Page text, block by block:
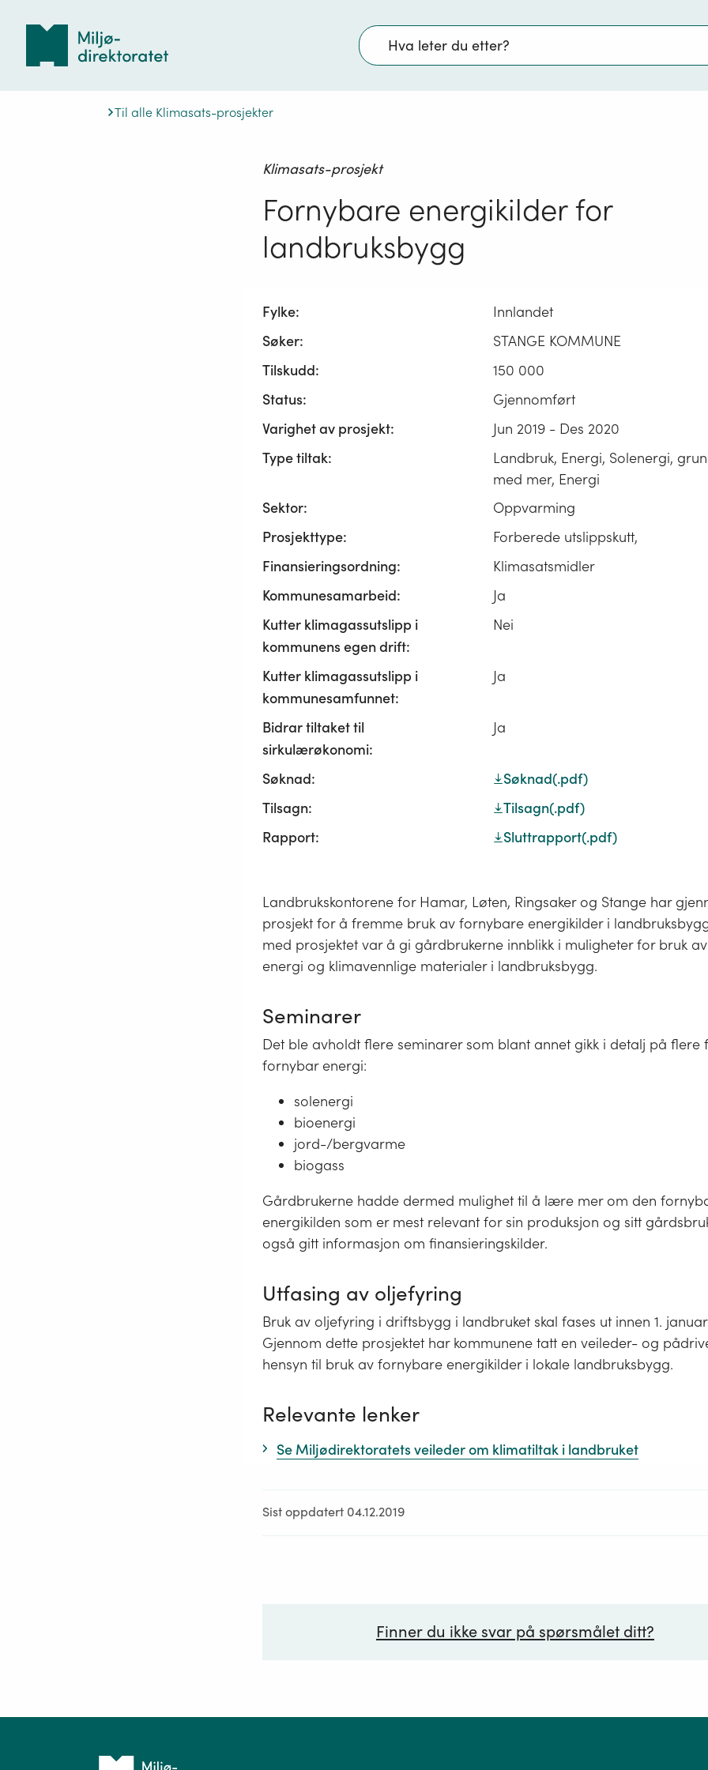
Søk
Til alle Klimasats-prosjekter
Klimasats-prosjekt
Fornybare energikilder for
landbruksbygg
Fylke:
Innlandet
Søker:
STANGE KOMMUNE
Tilskudd:
150 000
Status:
Gjennomført
Varighet av prosjekt:
Jun 2019 - Des 2020
Type tiltak:
Landbruk, Energi, Solenergi,
med mer, Energi
Sektor:
Oppvarming
Prosjekttype:
Forberede utslippskutt,
Finansieringsordning:
Klimasatsmidler
Kommunesamarbeid:
Ja
Kutter klimagassutslipp i
kommunens egen drift:
Nei
Kutter klimagassutslipp i
kommunesamfunnet:
Ja
Bidrar tiltaket til
sirkulærøkonomi:
Ja
Søknad: Søknad(.pdf)
Tilsagn:
Tilsagn(.pdf)
Rapport:
Sluttrapport(.pdf)
Landbrukskontorene for Hamar, Løten, Ringsaker og Stange har
prosjekt for å fremme bruk av fornybare energikilder i
med prosjektet var å gi gårdbrukerne innblikk i muligheter for bruk
energi og klimavennlige materialer i landbruksbygg.
Seminarer
Det ble avholdt flere seminarer som blant annet gikk i detalj på flere
fornybar energi:
solenergi
bioenergi
jord-/bergvarme
biogass
Gårdbrukerne hadde dermed mulighet til å lære mer om den
energikilden som er mest relevant for sin produksjon og sitt
også gitt informasjon om finansieringskilder.
Utfasing av oljefyring
Bruk av oljefyring i driftsbygg i landbruket skal fases ut innen 1.
Gjennom dette prosjektet har kommunene tatt en veileder- og
hensyn til bruk av fornybare energikilder i lokale landbruksbygg.
Relevante lenker
Se Miljødirektoratets veileder om klimatiltak i landbruket
Sist oppdatert 04.12.2019
Finner du ikke svar på spørsmålet ditt?
Tilbake